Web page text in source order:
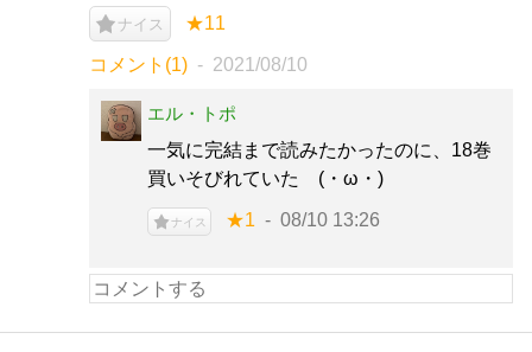
ナイス ★11
コメント(1) 2021/08/10
エル・トポ
一気に完結まで読みたかったのに、18巻
買いそびれていた (・ω・)
ナイス ★1 08/10 13:26